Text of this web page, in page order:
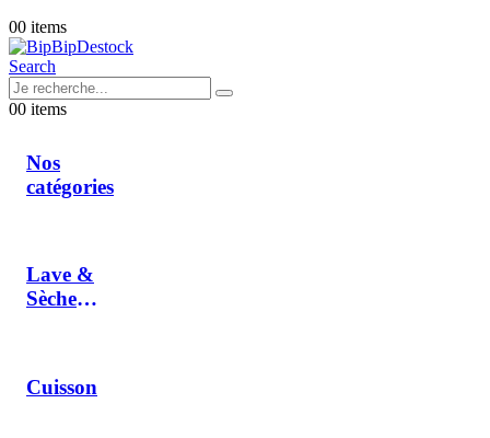
00 items
Search
00 items
Nos
catégories
Lave &
Sèche
Cuisson